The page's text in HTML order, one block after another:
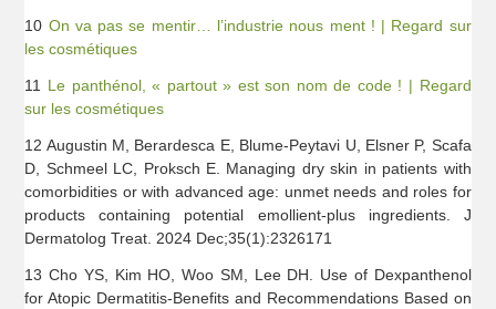
10 On va pas se mentir… l’industrie nous ment ! | Regard sur
les cosmétiques
11 Le panthénol, « partout » est son nom de code ! | Regard
sur les cosmétiques
12 Augustin M, Berardesca E, Blume-Peytavi U, Elsner P, Scafa
D, Schmeel LC, Proksch E. Managing dry skin in patients with
comorbidities or with advanced age: unmet needs and roles for
products containing potential emollient-plus ingredients. J
Dermatolog Treat. 2024 Dec;35(1):2326171
13 Cho YS, Kim HO, Woo SM, Lee DH. Use of Dexpanthenol
for Atopic Dermatitis-Benefits and Recommendations Based on